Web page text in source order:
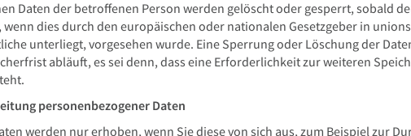
Daten der betroffenen Person werden gelöscht oder gesperrt, sobald
dies durch den europäischen oder nationalen Gesetzgeber in
unterliegt, vorgesehen wurde. Eine Sperrung oder Löschung der
abläuft, es sei denn, dass eine Erforderlichkeit zur weiteren
personenbezogener Daten
werden nur erhoben, wenn Sie diese von sich aus, zum Beispiel zur